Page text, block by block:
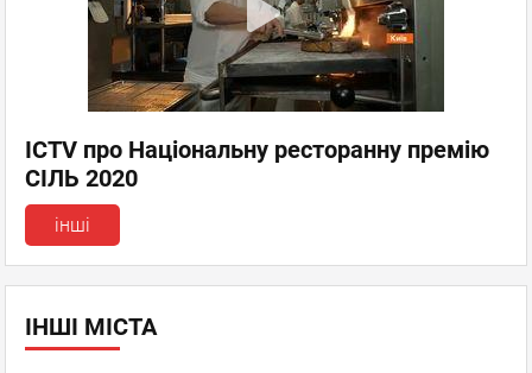
ICTV про Національну ресторанну премію
СІЛЬ 2020
інші
ІНШІ МІСТА